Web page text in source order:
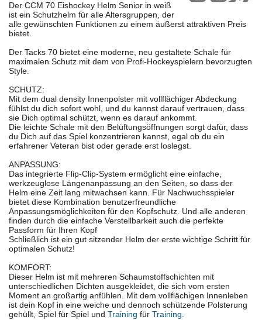
Der CCM 70 Eishockey Helm Senior in weiß
ist ein Schutzhelm für alle Altersgruppen, der
alle gewünschten Funktionen zu einem äußerst attraktiven Preis
bietet.
Der Tacks 70 bietet eine moderne, neu gestaltete Schale für
maximalen Schutz mit dem von Profi-Hockeyspielern bevorzugten
Style.
SCHUTZ:
Mit dem dual density Innenpolster mit vollflächiger Abdeckung
fühlst du dich sofort wohl, und du kannst darauf vertrauen, dass
sie Dich optimal schützt, wenn es darauf ankommt.
Die leichte Schale mit den Belüftungsöffnungen sorgt dafür, dass
du Dich auf das Spiel konzentrieren kannst, egal ob du ein
erfahrener Veteran bist oder gerade erst loslegst.
ANPASSUNG:
Das integrierte Flip-Clip-System ermöglicht eine einfache,
werkzeuglose Längenanpassung an den Seiten, so dass der
Helm eine Zeit lang mitwachsen kann. Für Nachwuchsspieler
bietet diese Kombination benutzerfreundliche
Anpassungsmöglichkeiten für den Kopfschutz. Und alle anderen
finden durch die einfache Verstellbarkeit auch die perfekte
Passform für Ihren Kopf
Schließlich ist ein gut sitzender Helm der erste wichtige Schritt für
optimalen Schutz!
KOMFORT:
Dieser Helm ist mit mehreren Schaumstoffschichten mit
unterschiedlichen Dichten ausgekleidet, die sich vom ersten
Moment an großartig anfühlen. Mit dem vollflächigen Innenleben
ist dein Kopf in eine weiche und dennoch schützende Polsterung
gehüllt, Spiel für Spiel und Training für Training.